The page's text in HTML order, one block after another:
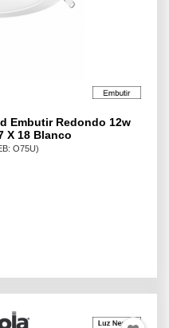
Embutir Redondo 12w
X 18 Blanco
O75U)